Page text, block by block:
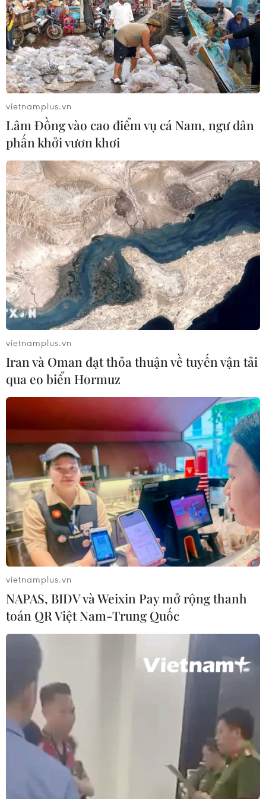
Điều trị hiệu quả ca ung thư phổi
mang đồng thời hai đột biến gen
hiếm gặp
02/08/2026 05:58
Giao chỉ tiêu bao phủ bảo hiểm y tế
toàn quốc đạt 100% vào năm 2030
02/08/2026 04:54
Tạo đột phá từ y tế cơ sở đến phát
triển nguồn nhân lực
02/08/2026 03:25
Báo động cận thị học đường khi
nhiều trẻ giảm thị lực từ rất sớm
01/08/2026 09:31
Thành phố Hồ Chí Minh phát triển
hệ thống y tế đa tầng, đồng bộ, thống
nhất
01/08/2026 09:14
Gia Lai xác thực 99,8% dữ liệu bảo
hiểm
01/08/2026 07:05
Bộ Y tế : Trên 22% người trưởng
31/07/2026 04:10
TP Hồ Chí Minh đồng hành để trẻ
mắc bệnh hiểm nghèo không lỡ cơ
hội học tập và điều trị
30/07/2026 13:53
Bé trai 7 tuổi được ghép thận xuyên
Việt từ người hiến chết não
30/07/2026 12:52
vietnamplus.vn
Lâm Đồng vào cao điểm vụ cá Nam, ngư dân
phấn khởi vươn khơi
vietnamplus.vn
Iran và Oman đạt thỏa thuận về tuyến vận tải
qua eo biển Hormuz
vietnamplus.vn
NAPAS, BIDV và Weixin Pay mở rộng thanh
toán QR Việt Nam-Trung Quốc